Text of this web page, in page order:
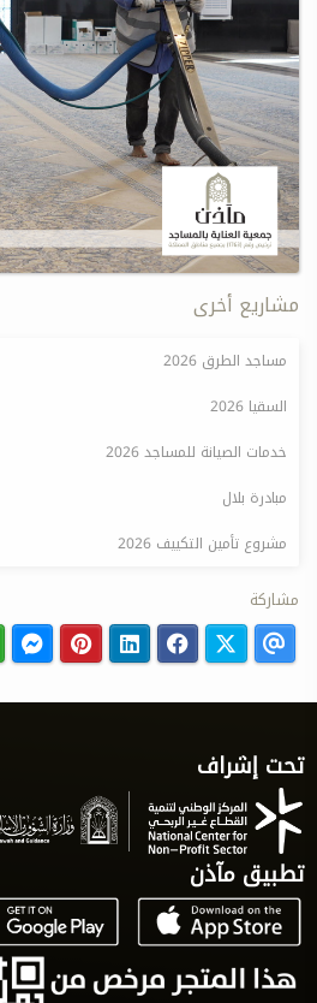
مشاريع أخرى
مساجد الطرق 2026
السقيا 2026
خدمات الصيانة للمساجد 2026
مبادرة بلال
مشروع تأمين التكييف 2026
مشاركة
تحت إشراف
تطبيق مآذن